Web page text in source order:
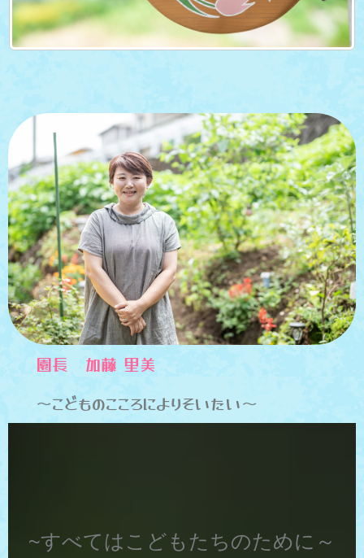
園長 加藤 里美
～こどものこころによりそいたい～
~すべてはこどもたちのために～